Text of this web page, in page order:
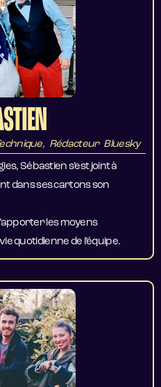
Rédacteur Bluesky
Sébastien s’est joint à
dans ses cartons son
les moyens
quotidienne de l’équipe.